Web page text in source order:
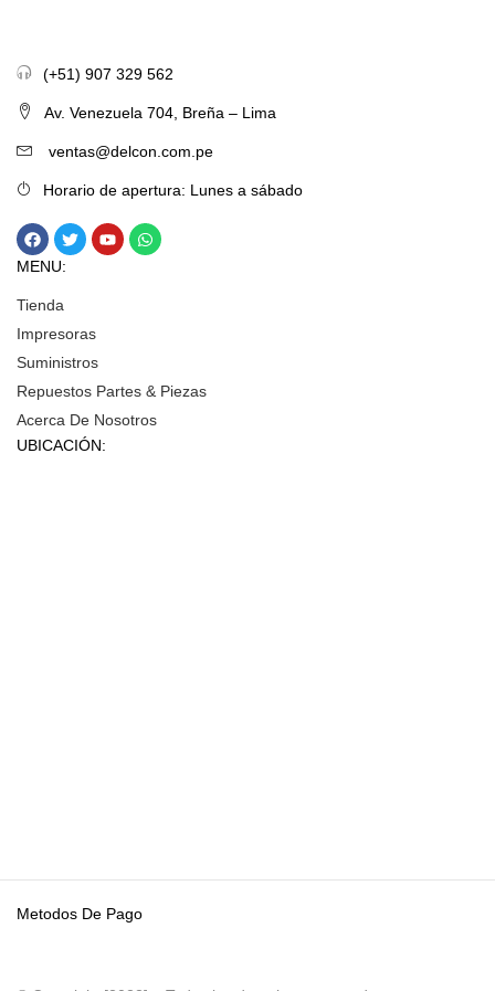
(+51) 907 329 562
Av. Venezuela 704, Breña – Lima
ventas@delcon.com.pe
Horario de apertura: Lunes a sábado
MENU:
Tienda
Impresoras
Suministros
Repuestos Partes & Piezas
Acerca De Nosotros
UBICACIÓN:
Metodos De Pago